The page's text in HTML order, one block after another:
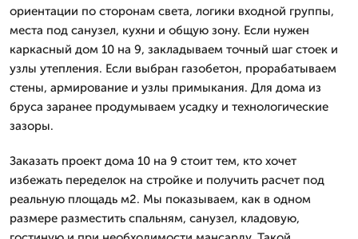
ориентации по сторонам света, логики входной группы,
места под санузел, кухни и общую зону. Если нужен
каркасный дом 10 на 9, закладываем точный шаг стоек и
узлы утепления. Если выбран газобетон, прорабатываем
стены, армирование и узлы примыкания. Для дома из
бруса заранее продумываем усадку и технологические
зазоры.
Заказать проект дома 10 на 9 стоит тем, кто хочет
избежать переделок на стройке и получить расчет под
реальную площадь м2. Мы показываем, как в одном
размере разместить спальням, санузел, кладовую,